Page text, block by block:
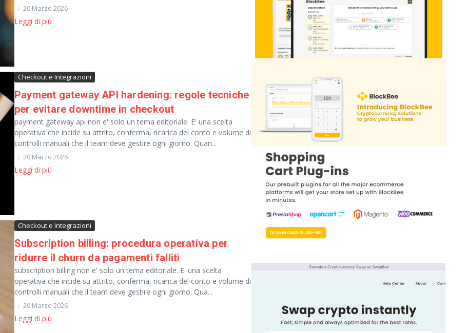
20 Marzo 2026
Leggi di più
Checkout e Integrazioni
Payment gateway API hardening: regole tecniche
per evitare downtime in checkout
payment gateway api non e' solo un tema editoriale. E' una scelta
operativa che incide su attrito, conferma, ricarica del conto e volume di
controlli manuali che il team deve gestire ogni giorno. Quan...
20 Marzo 2026
Leggi di più
Checkout e Integrazioni
Subscription billing: procedura operativa per
ridurre il churn da pagamenti falliti
subscription billing non e' solo un tema editoriale. E' una scelta
operativa che incide su attrito, conferma, ricarica del conto e volume di
controlli manuali che il team deve gestire ogni giorno. Qua...
20 Marzo 2026
Leggi di più